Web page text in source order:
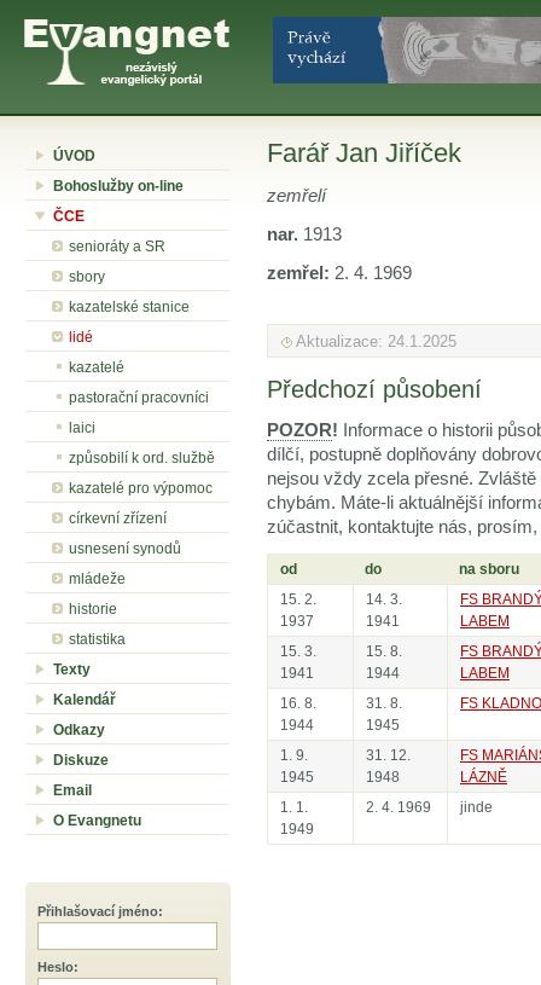
ÚVOD
Bohoslužby on-line
ČCE
senioráty a SR
sbory
kazatelské stanice
lidé
kazatelé
pastorační pracovníci
laici
způsobilí k ord. službě
kazatelé pro výpomoc
církevní zřízení
usnesení synodů
mládeže
historie
statistika
Texty
Kalendář
Odkazy
Diskuze
Email
O Evangnetu
Přihlašovací jméno:
Heslo:
Farář Jan Jiříček
zemřelí
nar. 1913
zemřel: 2. 4. 1969
Aktualizace: 24.1.2025
Předchozí působení
POZOR! Informace o historii
dílčí, postupně doplňovány
nejsou vždy zcela přesné.
chybám. Máte-li aktuálnější
zúčastnit, kontaktujte nás,
od do
na sboru
15. 2.
1937
14. 3.
1941
FS
LABEM
15. 3.
1941
15. 8.
1944
FS
LABEM
16. 8.
1944
31. 8.
1945
FS KLADNO
1. 9.
1945
31. 12.
1948
FS
LÁZNĚ
1. 1.
1949
2. 4. 1969 jinde